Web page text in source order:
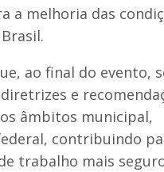
a melhoria das
ao final do evento,
e
âmbitos municipal,
contribuindo
trabalho mais